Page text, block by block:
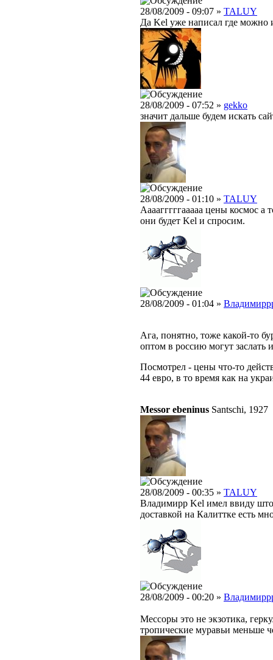
28/08/2009 - 09:07 » TALUY
Да Kel уже написал где можно
28/08/2009 - 07:52 » gekko
значит дальше будем искать
28/08/2009 - 01:10 » TALUY
Аааагггггааааа цены космос
они будет Kel и спросим.
28/08/2009 - 01:04 »
Ага, понятно, тоже какой-то
оптом в россию могут заслать
Посмотрел - цены что-то
44 евро, в то время как на
Messor ebeninus Santschi, 1927
28/08/2009 - 00:35 » TALUY
Владимирр Kel имел ввиду што
доставкой на Калиттке есть
28/08/2009 - 00:20 »
Мессоры это не экзотика,
тропические муравьи меньше